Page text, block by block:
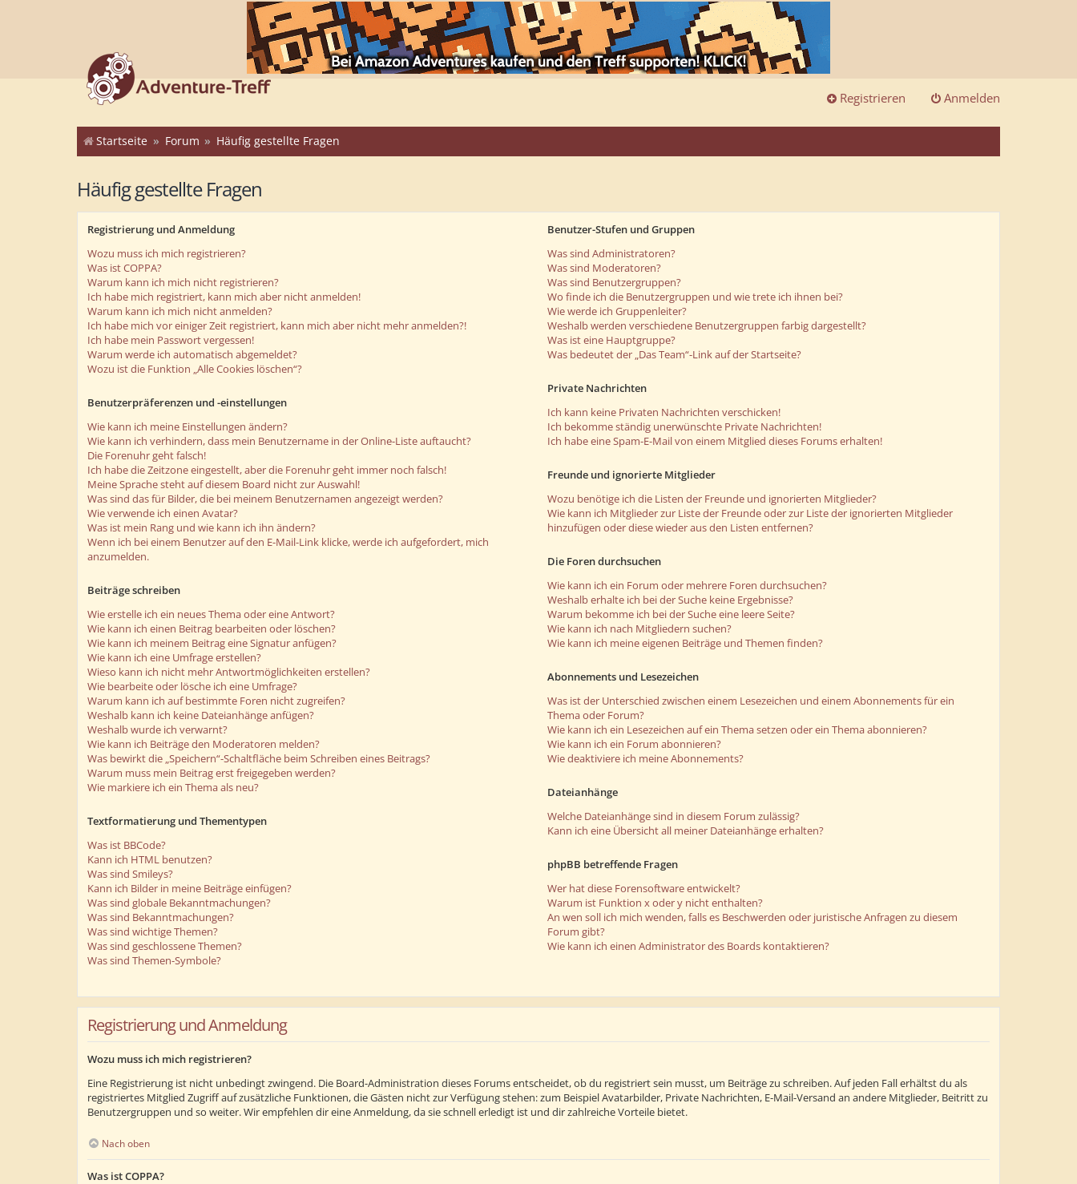
Anmelden
Registrieren
Startseite Forum Häufig gestellte Fragen
Häufig gestellte Fragen
Registrierung und Anmeldung
Wozu muss ich mich registrieren?
Was ist COPPA?
Warum kann ich mich nicht registrieren?
Ich habe mich registriert, kann mich aber nicht anmelden!
Warum kann ich mich nicht anmelden?
Ich habe mich vor einiger Zeit registriert, kann mich aber nicht mehr anmelden?!
Ich habe mein Passwort vergessen!
Warum werde ich automatisch abgemeldet?
Wozu ist die Funktion „Alle Cookies löschen“?
Benutzerpräferenzen und -einstellungen
Wie kann ich meine Einstellungen ändern?
Wie kann ich verhindern, dass mein Benutzername in der Online-Liste auftaucht?
Die Forenuhr geht falsch!
Ich habe die Zeitzone eingestellt, aber die Forenuhr geht immer noch falsch!
Meine Sprache steht auf diesem Board nicht zur Auswahl!
Was sind das für Bilder, die bei meinem Benutzernamen angezeigt werden?
Wie verwende ich einen Avatar?
Was ist mein Rang und wie kann ich ihn ändern?
Wenn ich bei einem Benutzer auf den E-Mail-Link klicke, werde ich aufgefordert, mich
anzumelden.
Beiträge schreiben
Wie erstelle ich ein neues Thema oder eine Antwort?
Wie kann ich einen Beitrag bearbeiten oder löschen?
Wie kann ich meinem Beitrag eine Signatur anfügen?
Wie kann ich eine Umfrage erstellen?
Wieso kann ich nicht mehr Antwortmöglichkeiten erstellen?
Wie bearbeite oder lösche ich eine Umfrage?
Warum kann ich auf bestimmte Foren nicht zugreifen?
Weshalb kann ich keine Dateianhänge anfügen?
Weshalb wurde ich verwarnt?
Wie kann ich Beiträge den Moderatoren melden?
Was bewirkt die „Speichern“-Schaltfläche beim Schreiben eines Beitrags?
Warum muss mein Beitrag erst freigegeben werden?
Wie markiere ich ein Thema als neu?
Textformatierung und Thementypen
Was ist BBCode?
Kann ich HTML benutzen?
Was sind Smileys?
Kann ich Bilder in meine Beiträge einfügen?
Was sind globale Bekanntmachungen?
Was sind Bekanntmachungen?
Was sind wichtige Themen?
Was sind geschlossene Themen?
Was sind Themen-Symbole?
Benutzer-Stufen und Gruppen
Was sind Administratoren?
Was sind Moderatoren?
Was sind Benutzergruppen?
Wo finde ich die Benutzergruppen und wie trete ich ihnen bei?
Wie werde ich Gruppenleiter?
Weshalb werden verschiedene Benutzergruppen farbig dargestellt?
Was ist eine Hauptgruppe?
Was bedeutet der „Das Team“-Link auf der Startseite?
Private Nachrichten
Ich kann keine Privaten Nachrichten verschicken!
Ich bekomme ständig unerwünschte Private Nachrichten!
Ich habe eine Spam-E-Mail von einem Mitglied dieses Forums erhalten!
Freunde und ignorierte Mitglieder
Wozu benötige ich die Listen der Freunde und ignorierten Mitglieder?
Wie kann ich Mitglieder zur Liste der Freunde oder zur Liste der ignorierten Mitglieder
hinzufügen oder diese wieder aus den Listen entfernen?
Die Foren durchsuchen
Wie kann ich ein Forum oder mehrere Foren durchsuchen?
Weshalb erhalte ich bei der Suche keine Ergebnisse?
Warum bekomme ich bei der Suche eine leere Seite?
Wie kann ich nach Mitgliedern suchen?
Wie kann ich meine eigenen Beiträge und Themen finden?
Abonnements und Lesezeichen
Was ist der Unterschied zwischen einem Lesezeichen und einem Abonnements für ein
Thema oder Forum?
Wie kann ich ein Lesezeichen auf ein Thema setzen oder ein Thema abonnieren?
Wie kann ich ein Forum abonnieren?
Wie deaktiviere ich meine Abonnements?
Dateianhänge
Welche Dateianhänge sind in diesem Forum zulässig?
Kann ich eine Übersicht all meiner Dateianhänge erhalten?
phpBB betreffende Fragen
Wer hat diese Forensoftware entwickelt?
Warum ist Funktion x oder y nicht enthalten?
An wen soll ich mich wenden, falls es Beschwerden oder juristische Anfragen zu diesem
Forum gibt?
Wie kann ich einen Administrator des Boards kontaktieren?
Registrierung und Anmeldung
Wozu muss ich mich registrieren?
Eine Registrierung ist nicht unbedingt zwingend. Die Board-Administration dieses Forums entscheidet, ob du registriert sein musst, um Beiträge zu schreiben. Auf jeden Fall erhältst du als
registriertes Mitglied Zugriff auf zusätzliche Funktionen, die Gästen nicht zur Verfügung stehen: zum Beispiel Avatarbilder, Private Nachrichten, E-Mail-Versand an andere Mitglieder, Beitritt zu
Benutzergruppen und so weiter. Wir empfehlen dir eine Anmeldung, da sie schnell erledigt ist und dir zahlreiche Vorteile bietet.
Nach oben
Was ist COPPA?